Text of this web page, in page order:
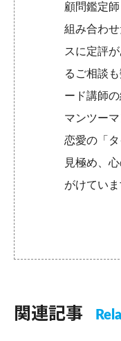
顧問鑑定
組み合わ
スに定評
るご相談
ード講師
マンツー
恋愛の「
見極め、
がけていま
関連記事